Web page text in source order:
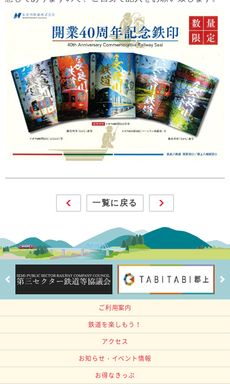
一覧に戻る
ご利用案内
鉄道を楽しもう！
アクセス
お知らせ・イベント情報
お得なきっぷ